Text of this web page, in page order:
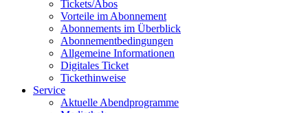
Tickets/Abos
Vorteile im Abonnement
Abonnements im Überblick
Abonnement­bedingungen
Allgemeine Informationen
Digitales Ticket
Ticket­hinweise
Service
Aktuelle Abendprogramme